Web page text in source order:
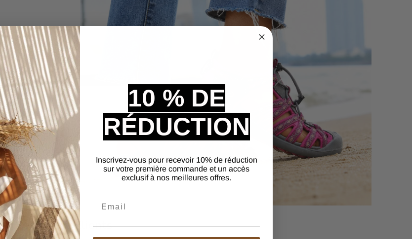
femme
semelles en
exigeants.
rochers, elles
Avis Clients
10 % DE
RÉDUCTION
Inscrivez-vous pour recevoir 10% de réduction
sur votre première commande et un accès
exclusif à nos meilleures offres.